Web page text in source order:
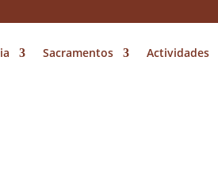
Sacramentos Actividades